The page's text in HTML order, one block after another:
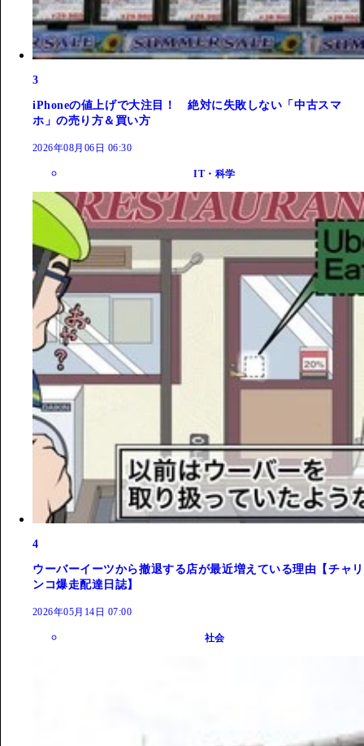
3
iPhoneの値上げで大注目！ 絶対に失敗しない「中古スマ
ホ」の売り方＆買い方
2026年08月06日 06:30
IT・科学
4
ウーバーイーツから撤退する店が最近増えている理由【チャリ
ンコ爆走配達日誌】
2026年05月14日 07:00
社会